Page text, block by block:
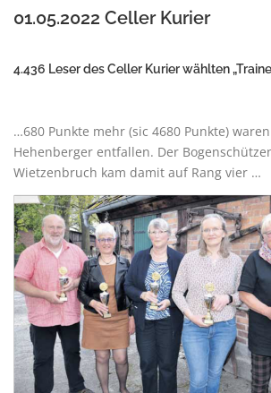
01.05.2022 Celler Kurier
4.436 Leser des Celler Kurier wählten
…680 Punkte mehr (sic 4680 Punkte) waren
Hehenberger entfallen. Der
Wietzenbruch kam damit auf Rang vier …